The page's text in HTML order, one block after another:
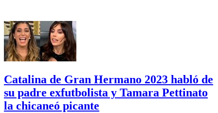
Catalina de Gran Hermano 2023 habló de
su padre exfutbolista y Tamara Pettinato
la chicaneó picante